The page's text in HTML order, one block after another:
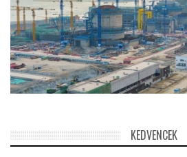
KEDVENCEK